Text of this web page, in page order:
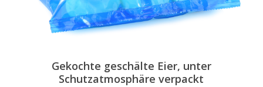
Gekochte geschälte Eier, unter
Schutzatmosphäre verpackt